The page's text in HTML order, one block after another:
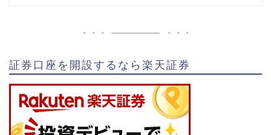
証券口座を開設するなら楽天証券